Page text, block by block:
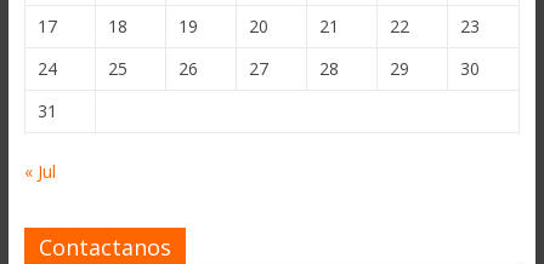
17
18 19 20 21 22
23
24
25 26 27 28 29
30
31
« Jul
Contactanos